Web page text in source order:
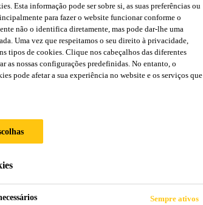
Esta informação pode ser sobre si, as suas preferências ou
para fazer o website funcionar conforme o
não o identifica diretamente, mas pode dar-lhe uma
Uma vez que respeitamos o seu direito à privacidade,
tipos de cookies. Clique nos cabeçalhos das diferentes
as nossas configurações predefinidas. No entanto, o
pode afetar a sua experiência no website e os serviços que
Sempre ativos